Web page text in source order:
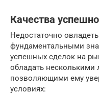
Качества
Недостаточно
фундаментальными
успешных сделок на
обладать
позволяющими ему
условиях: